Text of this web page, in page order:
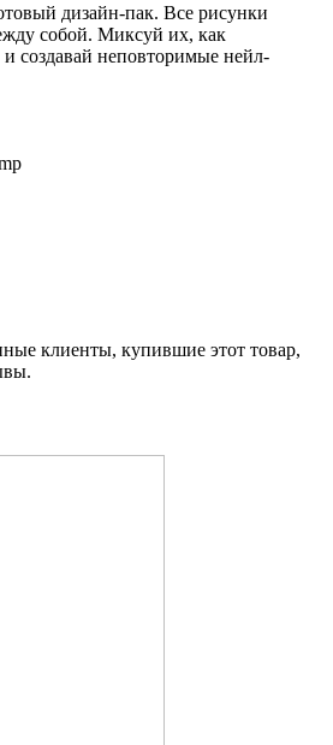
дизайн-пак. Все рисунки
собой. Миксуй их, как
и создавай неповторимые нейл-
клиенты, купившие этот товар,